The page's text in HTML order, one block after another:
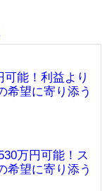
能！利益より
希望に寄り添う
万円可能！ス
希望に寄り添う